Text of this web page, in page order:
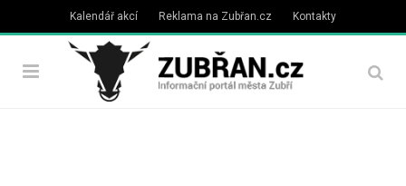
Kalendář akcí Reklama na Zubřan.cz Kontakty